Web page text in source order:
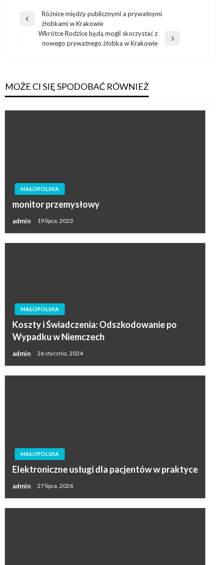
Nawigacja
wpisu
Poprzedni
Różnice między publicznymi a prywatnymi
żłobkami w Krakowie
Następny
Wkrótce Rodzice będą mogli skorzystać z
nowego prywatnego żłobka w Krakowie
MOŻE CI SIĘ SPODOBAĆ RÓWNIEŻ
MAŁOPOLSKA
monitor przemysłowy
admin 19 lipca, 2023
MAŁOPOLSKA
Koszty i Świadczenia: Odszkodowanie po
Wypadku w Niemczech
admin 26 stycznia, 2024
MAŁOPOLSKA
Elektroniczne usługi dla pacjentów w praktyce
admin 27 lipca, 2026